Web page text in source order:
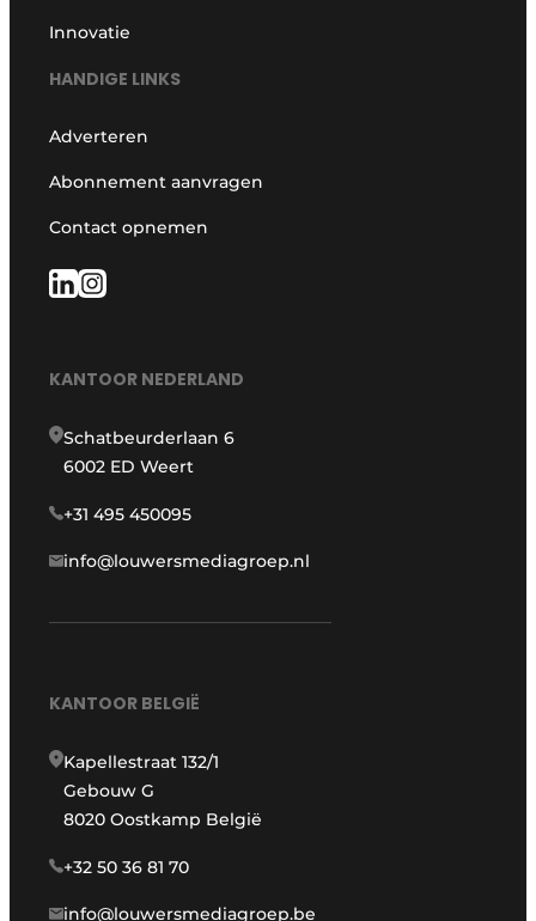
Innovatie
HANDIGE LINKS
Adverteren
Abonnement aanvragen
Contact opnemen
KANTOOR NEDERLAND
Schatbeurderlaan 6
6002 ED Weert
+31 495 450095
info@louwersmediagroep.nl
KANTOOR BELGIË
Kapellestraat 132/1
Gebouw G
8020 Oostkamp België
+32 50 36 81 70
info@louwersmediagroep.be